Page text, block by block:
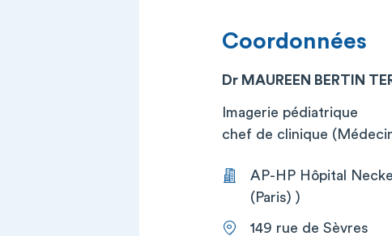
Coordonnées
Dr MAUREEN BERTIN
Imagerie pédiatrique
chef de clinique
AP-HP Hôpital
(Paris) )
149 rue de Sèvres